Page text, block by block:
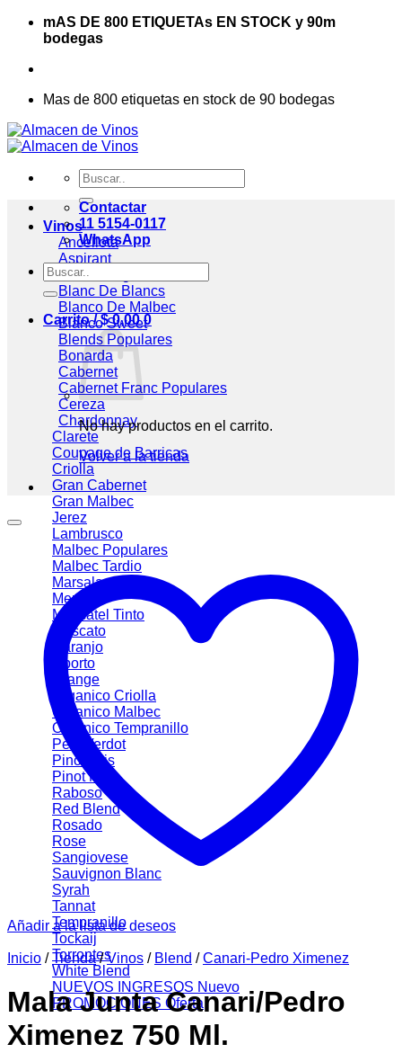
Saltar mAS DE 800 ETIQUETAs EN STOCK y 90m
bodegas
Mas de 800 etiquetas en stock de 90 bodegas
Buscar
por:
Vinos
Ancellota
Aspirant
Assemblage
Blanc De Blancs
Blanco De Malbec
Blanco Sweet
Blends
Bonarda
Cabernet
Cabernet Franc
Cereza
Chardonnay
Clarete
Coupage de Barricas
Criolla
Gran Cabernet
Gran Malbec
Jerez
Lambrusco
Malbec
Malbec Tardio
Marsala
Merlot
Moscatel Tinto
Moscato
Naranjo
Oporto
Orange
Organico Criolla
Organico Malbec
Organico Tempranillo
Petit Verdot
Pinot Gris
Pinot Noir
Raboso
Red Blend
Rosado
Rose
Sangiovese
Sauvignon Blanc
Syrah
Tannat
Tempranillo
Tockaij
Torrontes
White Blend
NUEVOS INGRESOS
PROMOCIONES
Contactar
11 5154-0117
WhatsApp
Buscar
por:
Carrito /$0,00 0
No hay productos en el carrito.
Volver a la tienda
Añadir a la lista de deseos
Inicio / Tienda / Vinos / Blend / Canari-Pedro Ximenez
Mala Junta Canari/Pedro
Ximenez 750 Ml.